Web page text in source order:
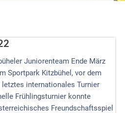
Juniorenteam Ende März
Sportpark Kitzbühel, vor dem
letztes internationales Turnier
Frühlingsturnier konnte
Freundschaftsspiel